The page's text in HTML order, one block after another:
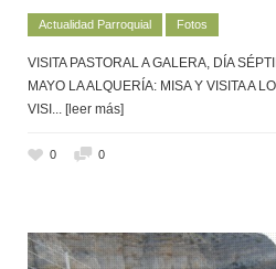
Actualidad Parroquial Fotos
VISITA PASTORAL A GALERA, DÍA
MAYO LA ALQUERÍA: MISA Y VISITA A
VISI ... [leer más]
0 0